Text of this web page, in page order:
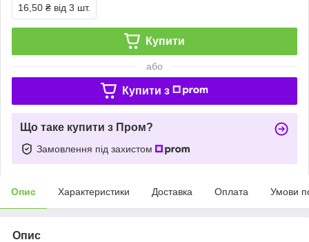
16,50 ₴ від 3 шт.
Купити
або
Купити з
Що таке купити з Пром?
Замовлення під захистом
Опис Характеристики Доставка Оплата Умови
Опис